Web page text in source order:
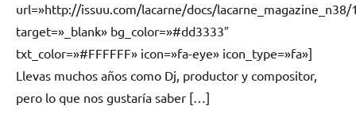
url=»http://issuu.com/lacarne/docs/lacarne_magazine_n38/
target=»_blank» bg_color=»#dd3333″
txt_color=»#FFFFFF» icon=»fa-eye» icon_type=»fa»]
Llevas muchos años como Dj, productor y compositor,
pero lo que nos gustaría saber […]